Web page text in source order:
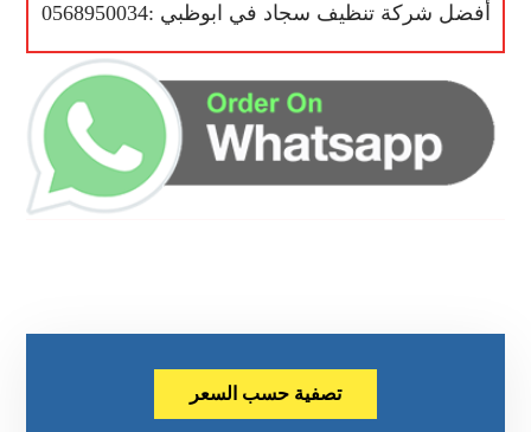
أفضل شركة تنظيف سجاد في ابوظبي :0568950034
تصفية حسب السعر